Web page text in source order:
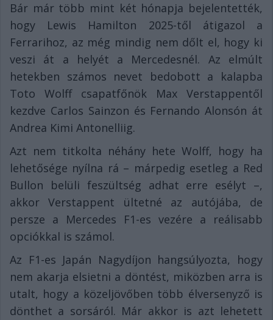
Bár már több mint két hónapja bejelentették,
hogy Lewis Hamilton 2025-től átigazol a
Ferrarihoz, az még mindig nem dőlt el, hogy ki
veszi át a helyét a Mercedesnél. Az elmúlt
hetekben számos nevet bedobott a kalapba
Toto Wolff csapatfőnök Max Verstappentől
kezdve Carlos Sainzon és Fernando Alonsón át
Andrea Kimi Antonelliig.
Azt nem titkolta néhány hete Wolff, hogy ha
lehetősége nyílna rá – márpedig esetleg a Red
Bullon belüli feszültség adhat erre esélyt –,
akkor Verstappent ültetné az autójába, de
persze a Mercedes F1-es vezére a reálisabb
opciókkal is számol.
Az F1-es Japán Nagydíjon hangsúlyozta, hogy
nem akarja elsietni a döntést, miközben arra is
utalt, hogy a közeljövőben több élversenyző is
dönthet a sorsáról. Már akkor is azt lehetett